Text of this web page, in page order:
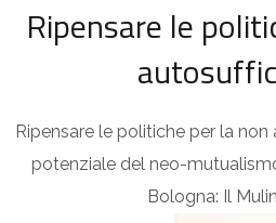
Ripensare le
Ripensare le politiche per la
potenziale del neo-
Bologna: Il